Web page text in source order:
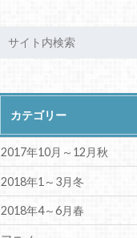
カテゴリー
2017年10月～12月秋
2018年1～3月冬
2018年4～6月春